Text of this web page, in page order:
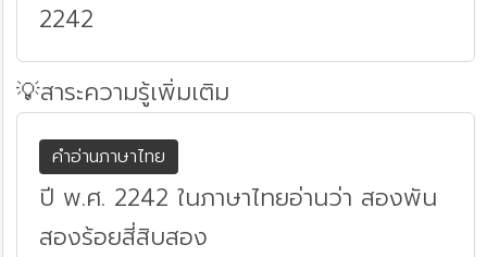
2242
💡สาระความรู้เพิ่มเติม
คำอ่านภาษาไทย
ปี พ.ศ. 2242 ในภาษาไทยอ่านว่า สองพัน
สองร้อยสี่สิบสอง